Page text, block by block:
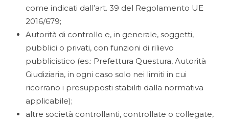
come indicati dall’art. 39 del Regolamento UE
2016/679;
Autorità di controllo e, in generale, soggetti,
pubblici o privati, con funzioni di rilievo
pubblicistico (es.: Prefettura Questura, Autorità
Giudiziaria, in ogni caso solo nei limiti in cui
ricorrano i presupposti stabiliti dalla normativa
applicabile);
altre società controllanti, controllate o collegate,